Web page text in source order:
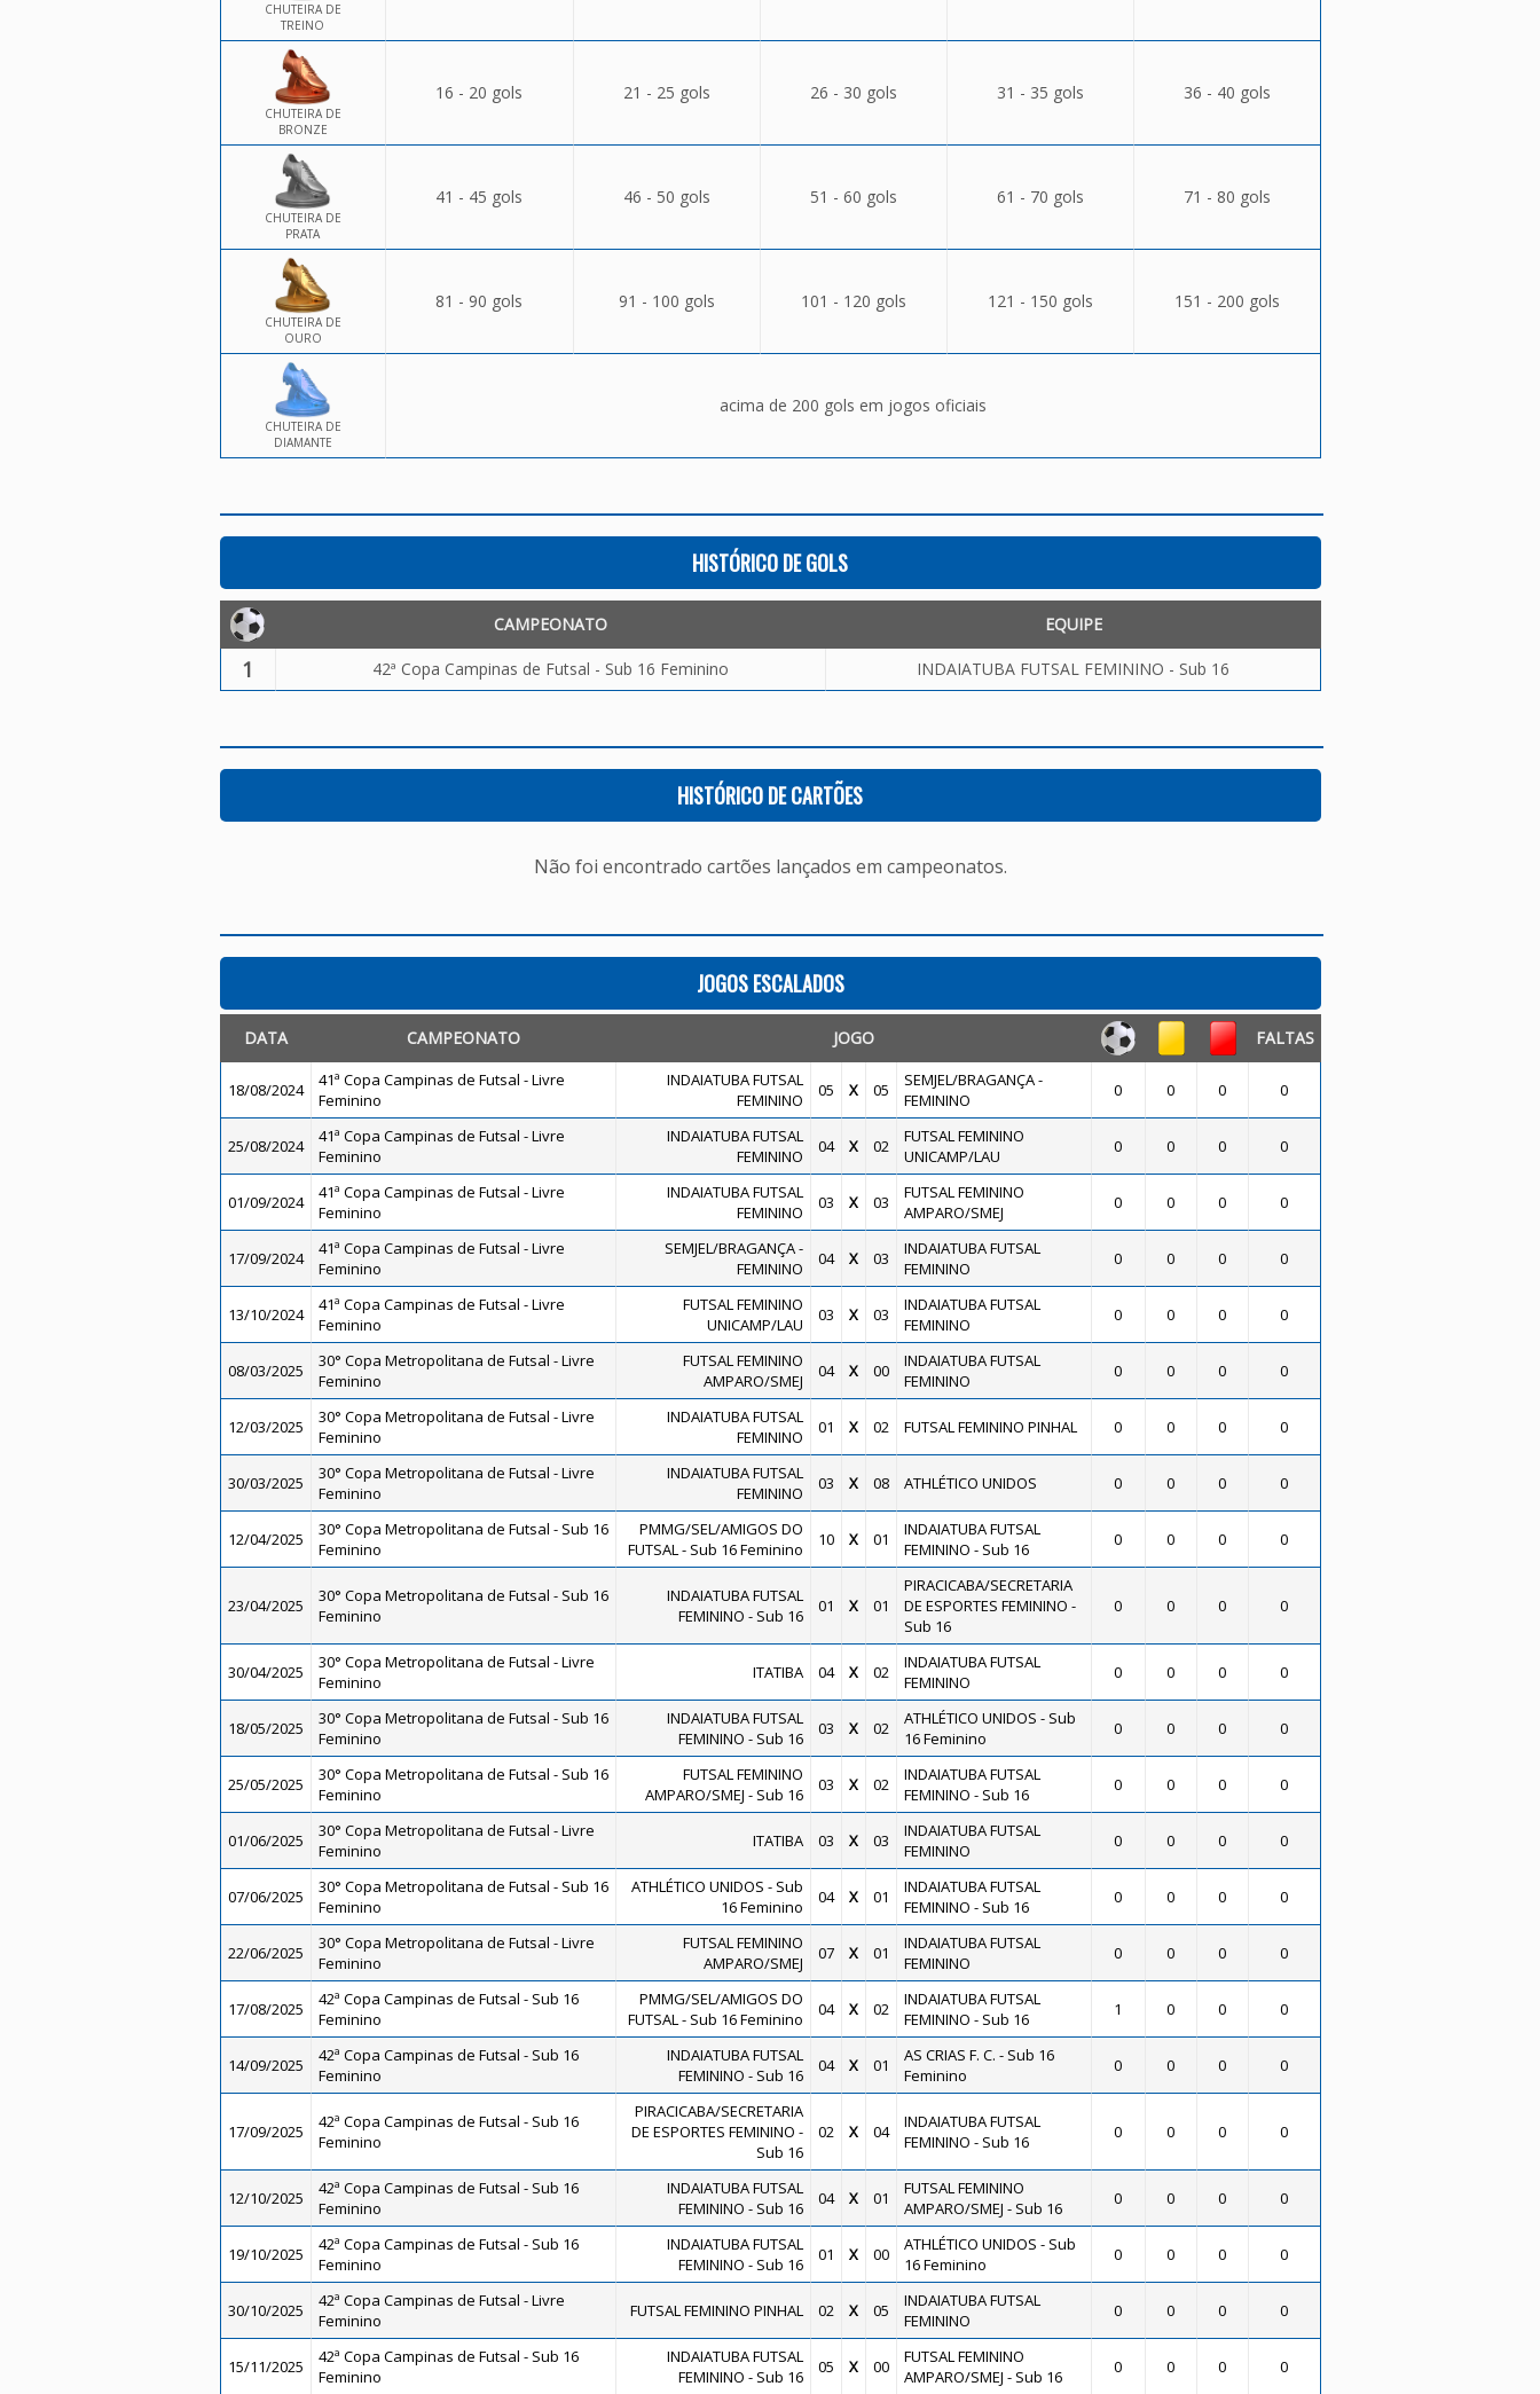
CHUTEIRA DE
TREINO
CHUTEIRA DE
BRONZE
16 - 20 gols 21 - 25 gols 26 - 30 gols 31 - 35 gols 36 - 40 gols
CHUTEIRA DE
PRATA
41 - 45 gols 46 - 50 gols 51 - 60 gols 61 - 70 gols 71 - 80 gols
CHUTEIRA DE
OURO
81 - 90 gols 91 - 100 gols 101 - 120 gols 121 - 150 gols 151 - 200 gols
CHUTEIRA DE
DIAMANTE
acima de 200 gols em jogos oficiais
HISTÓRICO DE GOLS
CAMPEONATO EQUIPE
1 42ª Copa Campinas de Futsal - Sub 16 Feminino INDAIATUBA FUTSAL FEMININO - Sub 16
HISTÓRICO DE CARTÕES
Não foi encontrado cartões lançados em campeonatos.
JOGOS ESCALADOS
DATA CAMPEONATO JOGO FALTAS
18/08/2024
41ª Copa Campinas de Futsal - Livre
Feminino
INDAIATUBA FUTSAL
FEMININO
05 X 05
SEMJEL/BRAGANÇA -
FEMININO
0 0 0 0
25/08/2024
41ª Copa Campinas de Futsal - Livre
Feminino
INDAIATUBA FUTSAL
FEMININO
04 X 02
FUTSAL FEMININO
UNICAMP/LAU
0 0 0 0
01/09/2024
41ª Copa Campinas de Futsal - Livre
Feminino
INDAIATUBA FUTSAL
FEMININO
03 X 03
FUTSAL FEMININO
AMPARO/SMEJ
0 0 0 0
17/09/2024
41ª Copa Campinas de Futsal - Livre
Feminino
SEMJEL/BRAGANÇA -
FEMININO
04 X 03
INDAIATUBA FUTSAL
FEMININO
0 0 0 0
13/10/2024
41ª Copa Campinas de Futsal - Livre
Feminino
FUTSAL FEMININO
UNICAMP/LAU
03 X 03
INDAIATUBA FUTSAL
FEMININO
0 0 0 0
08/03/2025
30° Copa Metropolitana de Futsal - Livre
Feminino
FUTSAL FEMININO
AMPARO/SMEJ
04 X 00
INDAIATUBA FUTSAL
FEMININO
0 0 0 0
12/03/2025
30° Copa Metropolitana de Futsal - Livre
Feminino
INDAIATUBA FUTSAL
FEMININO
01 X 02 FUTSAL FEMININO PINHAL 0 0 0 0
30/03/2025
30° Copa Metropolitana de Futsal - Livre
Feminino
INDAIATUBA FUTSAL
FEMININO
03 X 08 ATHLÉTICO UNIDOS 0 0 0 0
12/04/2025
30° Copa Metropolitana de Futsal - Sub 16
Feminino
PMMG/SEL/AMIGOS DO
FUTSAL - Sub 16 Feminino
10 X 01
INDAIATUBA FUTSAL
FEMININO - Sub 16
0 0 0 0
23/04/2025
30° Copa Metropolitana de Futsal - Sub 16
Feminino
INDAIATUBA FUTSAL
FEMININO - Sub 16
01 X 01
PIRACICABA/SECRETARIA
DE ESPORTES FEMININO -
Sub 16
0 0 0 0
30/04/2025
30° Copa Metropolitana de Futsal - Livre
Feminino
ITATIBA 04 X 02
INDAIATUBA FUTSAL
FEMININO
0 0 0 0
18/05/2025
30° Copa Metropolitana de Futsal - Sub 16
Feminino
INDAIATUBA FUTSAL
FEMININO - Sub 16
03 X 02
ATHLÉTICO UNIDOS - Sub
16 Feminino
0 0 0 0
25/05/2025
30° Copa Metropolitana de Futsal - Sub 16
Feminino
FUTSAL FEMININO
AMPARO/SMEJ - Sub 16
03 X 02
INDAIATUBA FUTSAL
FEMININO - Sub 16
0 0 0 0
01/06/2025
30° Copa Metropolitana de Futsal - Livre
Feminino
ITATIBA 03 X 03
INDAIATUBA FUTSAL
FEMININO
0 0 0 0
07/06/2025
30° Copa Metropolitana de Futsal - Sub 16
Feminino
ATHLÉTICO UNIDOS - Sub
16 Feminino
04 X 01
INDAIATUBA FUTSAL
FEMININO - Sub 16
0 0 0 0
22/06/2025
30° Copa Metropolitana de Futsal - Livre
Feminino
FUTSAL FEMININO
AMPARO/SMEJ
07 X 01
INDAIATUBA FUTSAL
FEMININO
0 0 0 0
17/08/2025
42ª Copa Campinas de Futsal - Sub 16
Feminino
PMMG/SEL/AMIGOS DO
FUTSAL - Sub 16 Feminino
04 X 02
INDAIATUBA FUTSAL
FEMININO - Sub 16
1 0 0 0
14/09/2025
42ª Copa Campinas de Futsal - Sub 16
Feminino
INDAIATUBA FUTSAL
FEMININO - Sub 16
04 X 01
AS CRIAS F. C. - Sub 16
Feminino
0 0 0 0
17/09/2025
42ª Copa Campinas de Futsal - Sub 16
Feminino
PIRACICABA/SECRETARIA
DE ESPORTES FEMININO -
Sub 16
02 X 04
INDAIATUBA FUTSAL
FEMININO - Sub 16
0 0 0 0
12/10/2025
42ª Copa Campinas de Futsal - Sub 16
Feminino
INDAIATUBA FUTSAL
FEMININO - Sub 16
04 X 01
FUTSAL FEMININO
AMPARO/SMEJ - Sub 16
0 0 0 0
19/10/2025
42ª Copa Campinas de Futsal - Sub 16
Feminino
INDAIATUBA FUTSAL
FEMININO - Sub 16
01 X 00
ATHLÉTICO UNIDOS - Sub
16 Feminino
0 0 0 0
30/10/2025
42ª Copa Campinas de Futsal - Livre
Feminino
FUTSAL FEMININO PINHAL 02 X 05
INDAIATUBA FUTSAL
FEMININO
0 0 0 0
15/11/2025
42ª Copa Campinas de Futsal - Sub 16
Feminino
INDAIATUBA FUTSAL
FEMININO - Sub 16
05 X 00
FUTSAL FEMININO
AMPARO/SMEJ - Sub 16
0 0 0 0